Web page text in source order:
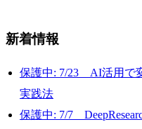
新着情報
保護中: 7/23 AI活用で
実践法
保護中: 7/7